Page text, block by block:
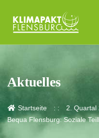
Aktuelles
Startseite
2. Quartal
Bequa Flensburg: Soziale